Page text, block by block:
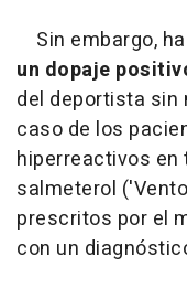
Sin embargo,
un dopaje
del deportista sin
caso de los
hiperreactivos
salmeterol
prescritos por el
con un